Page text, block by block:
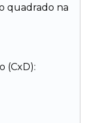
quadrado na
(CxD):